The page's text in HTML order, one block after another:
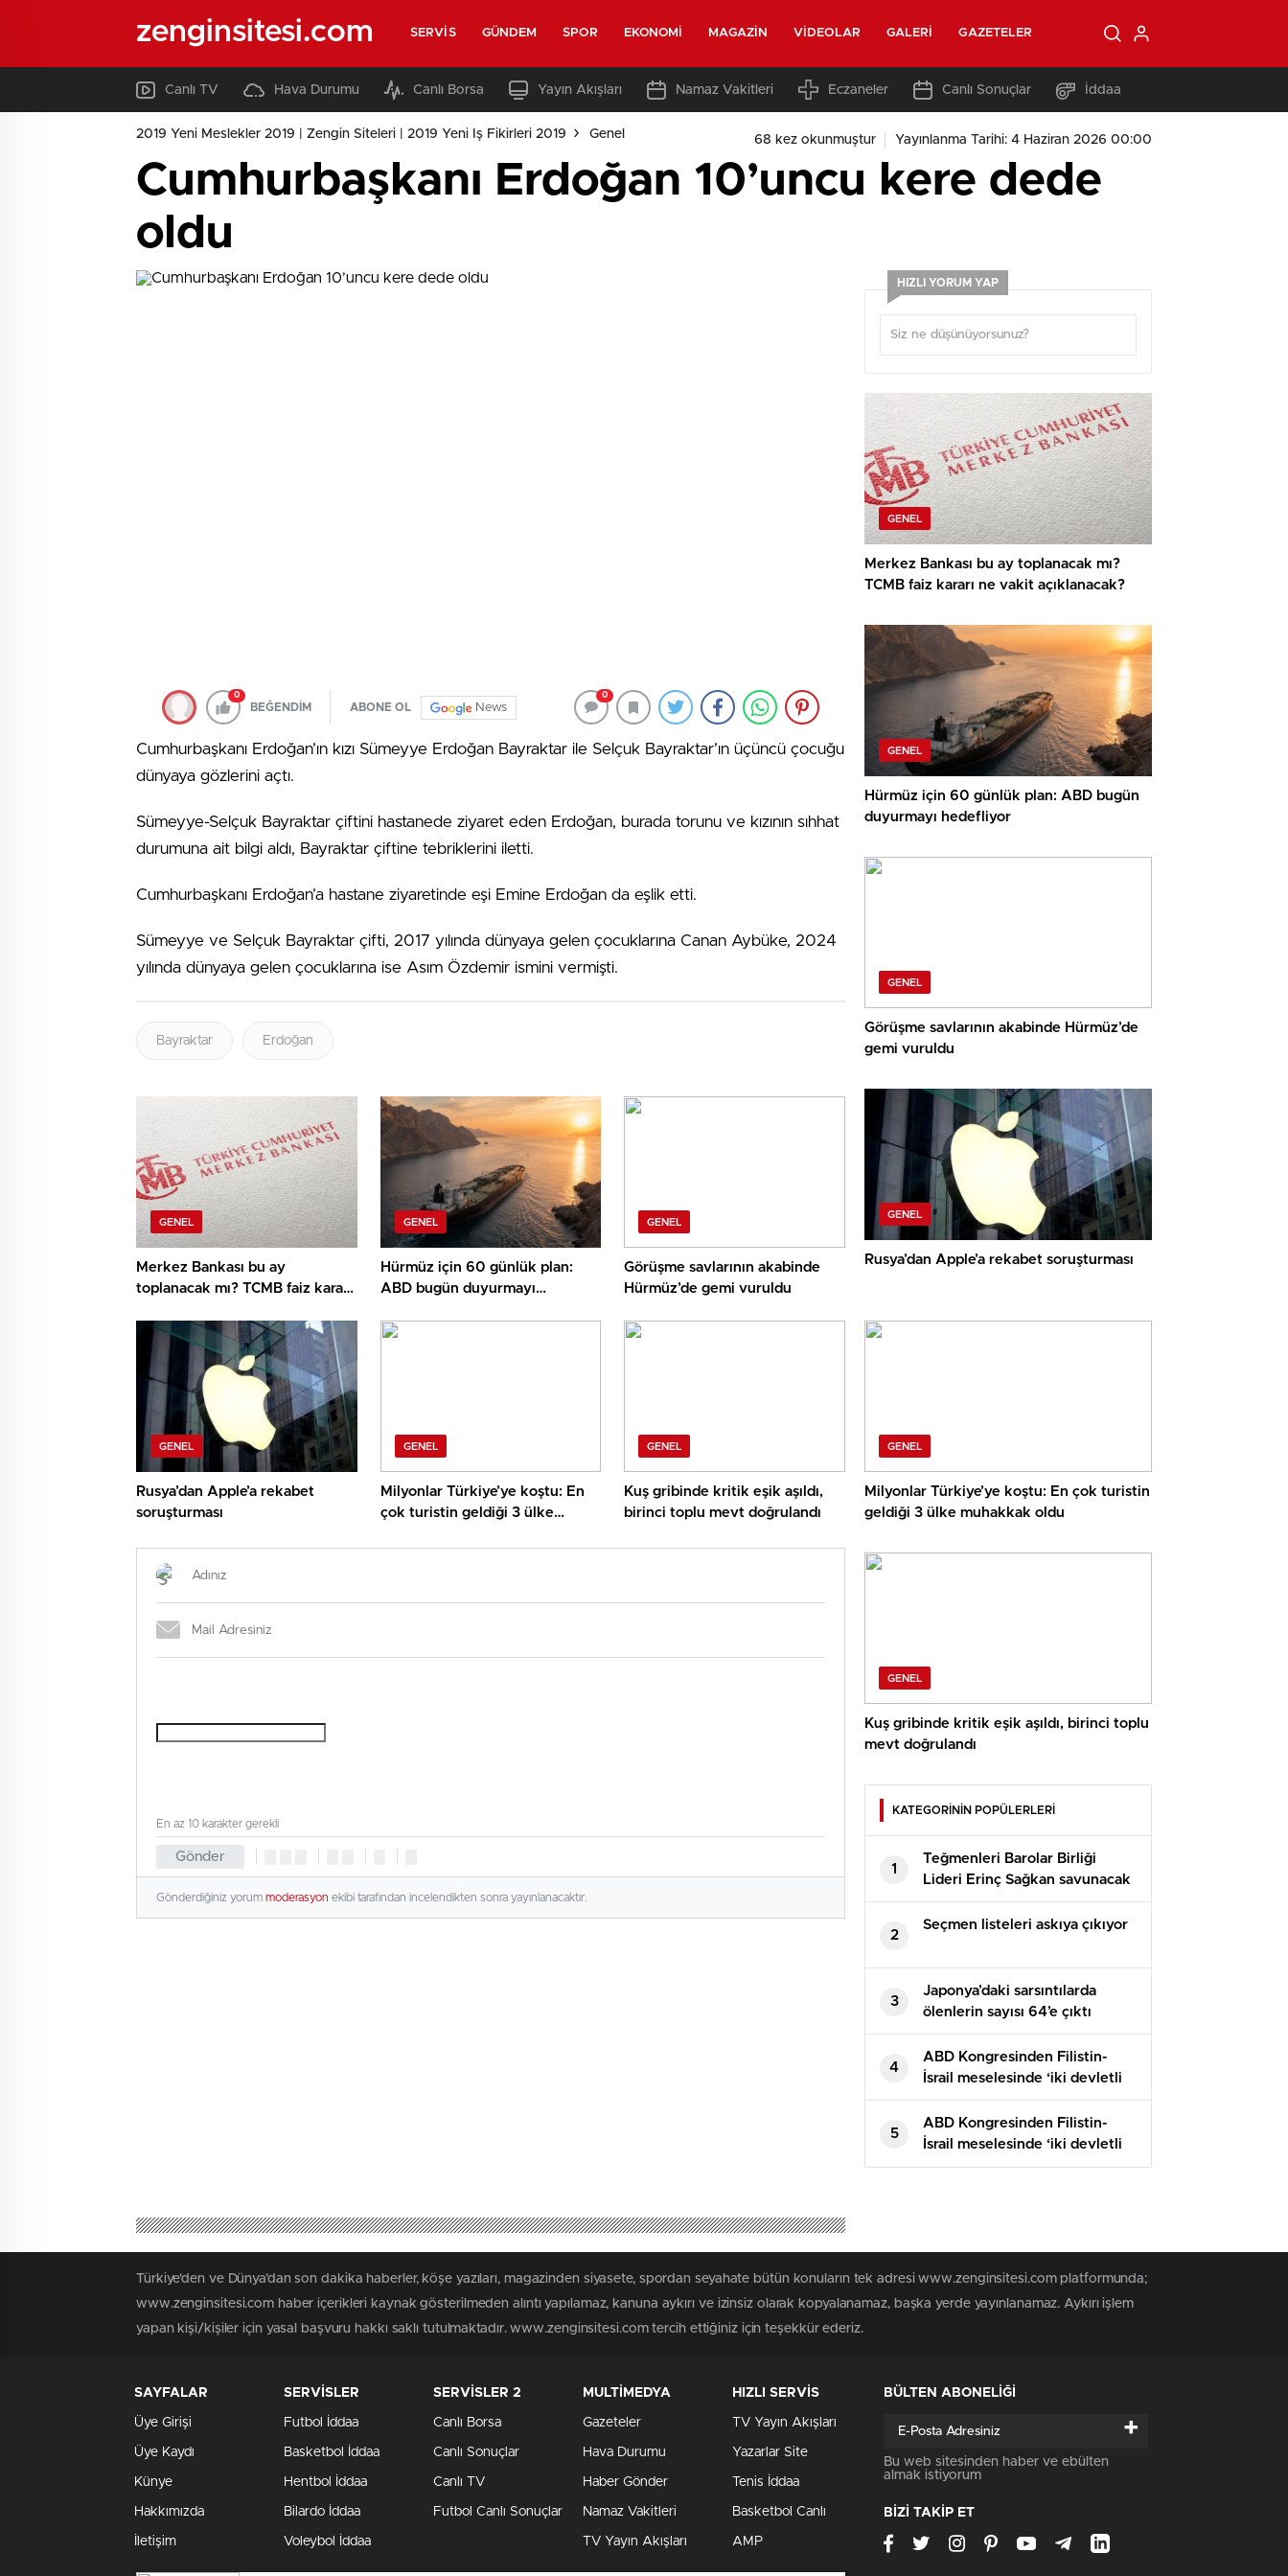
zenginsitesi.com SERVIS GÜNDEM SPOR EKONOMI MAGAZIN VIDEOLAR GALERI GAZETELER
Canlı TV Hava Durumu Canlı Borsa Yayın Akışları Namaz Vakitleri Eczaneler Canlı Sonuçlar İddaa
2019 Yeni Meslekler 2019 | Zengin Siteleri | 2019 Yeni Iş Fikirleri 2019 Genel 68 kez okunmuştur Yayınlanma Tarihi: 4 Haziran 2026 00:00
Cumhurbaşkanı Erdoğan 10’uncu kere dede
oldu
0
BEĞENDİM ABONE OL News
0
Cumhurbaşkanı Erdoğan’ın kızı Sümeyye Erdoğan Bayraktar ile Selçuk Bayraktar’ın üçüncü çocuğu
dünyaya gözlerini açtı.
Sümeyye-Selçuk Bayraktar çiftini hastanede ziyaret eden Erdoğan, burada torunu ve kızının sıhhat
durumuna ait bilgi aldı, Bayraktar çiftine tebriklerini iletti.
Cumhurbaşkanı Erdoğan’a hastane ziyaretinde eşi Emine Erdoğan da eşlik etti.
Sümeyye ve Selçuk Bayraktar çifti, 2017 yılında dünyaya gelen çocuklarına Canan Aybüke, 2024
yılında dünyaya gelen çocuklarına ise Asım Özdemir ismini vermişti.
Bayraktar Erdoğan
GENEL
Merkez Bankası bu ay
toplanacak mı? TCMB faiz kararı
GENEL
Hürmüz için 60 günlük plan:
ABD bugün duyurmayı
GENEL
Görüşme savlarının akabinde
Hürmüz’de gemi vuruldu
GENEL
Rusya’dan Apple’a rekabet
soruşturması
GENEL
Milyonlar Türkiye’ye koştu: En
çok turistin geldiği 3 ülke
GENEL
Kuş gribinde kritik eşik aşıldı,
birinci toplu mevt doğrulandı
Gönder
En az 10 karakter gerekli
Gönderdiğiniz yorum moderasyon ekibi tarafından incelendikten sonra yayınlanacaktır.
HIZLI YORUM YAP
GENEL
Merkez Bankası bu ay toplanacak mı?
TCMB faiz kararı ne vakit açıklanacak?
GENEL
Hürmüz için 60 günlük plan: ABD bugün
duyurmayı hedefliyor
GENEL
Görüşme savlarının akabinde Hürmüz’de
gemi vuruldu
GENEL
Rusya’dan Apple’a rekabet soruşturması
GENEL
Milyonlar Türkiye’ye koştu: En çok turistin
geldiği 3 ülke muhakkak oldu
GENEL
Kuş gribinde kritik eşik aşıldı, birinci toplu
mevt doğrulandı
KATEGORİNİN POPÜLERLERİ
1
Teğmenleri Barolar Birliği
Lideri Erinç Sağkan savunacak
(Erinç Sağkan kimdir?)
2
Seçmen listeleri askıya çıkıyor
3
Japonya’daki sarsıntılarda
ölenlerin sayısı 64’e çıktı
4
ABD Kongresinden Filistin-
İsrail meselesinde ‘iki devletli
çözüme’ destek
5
ABD Kongresinden Filistin-
İsrail meselesinde ‘iki devletli
çözüme’ destek tasarısı
Türkiye'den ve Dünya’dan son dakika haberler, köşe yazıları, magazinden siyasete, spordan seyahate bütün konuların tek adresi www.zenginsitesi.com platformunda;
www.zenginsitesi.com haber içerikleri kaynak gösterilmeden alıntı yapılamaz, kanuna aykırı ve izinsiz olarak kopyalanamaz, başka yerde yayınlanamaz. Aykırı işlem
yapan kişi/kişiler için yasal başvuru hakkı saklı tutulmaktadır. www.zenginsitesi.com tercih ettiğiniz için teşekkür ederiz.
SAYFALAR
Üye Girişi
Üye Kaydı
Künye
Hakkımızda
İletişim
SERVİSLER
Futbol İddaa
Basketbol İddaa
Hentbol İddaa
Bilardo İddaa
Voleybol İddaa
SERVİSLER 2
Canlı Borsa
Canlı Sonuçlar
Canlı TV
Futbol Canlı Sonuçlar
MULTİMEDYA
Gazeteler
Hava Durumu
Haber Gönder
Namaz Vakitleri
TV Yayın Akışları
HIZLI SERVİS
TV Yayın Akışları
Yazarlar Site
Tenis İddaa
Basketbol Canlı
AMP
BÜLTEN ABONELİĞİ
+
Bu web sitesinden haber ve ebülten
almak istiyorum
BİZİ TAKİP ET